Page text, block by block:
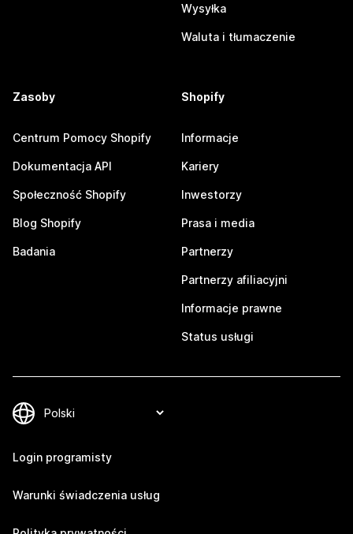
Wysyłka
Waluta i tłumaczenie
Zasoby
Centrum Pomocy Shopify
Dokumentacja API
Społeczność Shopify
Blog Shopify
Badania
Shopify
Informacje
Kariery
Inwestorzy
Prasa i media
Partnerzy
Partnerzy afiliacyjni
Informacje prawne
Status usługi
Login programisty
Warunki świadczenia usług